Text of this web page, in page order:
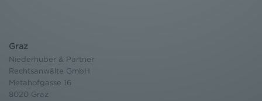
Graz
Niederhuber & Partner
Rechtsanwälte GmbH
Metahofgasse 16
8020 Graz